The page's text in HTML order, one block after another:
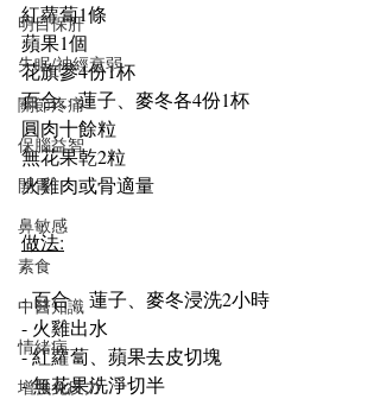
明目保肝
失眠/神經衰弱
關節疼痛
保腦益智
開胃
鼻敏感
素食
中醫知識
情緒病
增強免疫力
紅蘿蔔1條
蘋果1個
花旗參4份1杯
百合、蓮子、麥冬各4份1杯
圓肉十餘粒
無花果乾2粒
火雞肉或骨適量
做法:
- 百合、蓮子、麥冬浸洗2小時
- 火雞出水
- 紅蘿蔔、蘋果去皮切塊
- 無花果洗淨切半